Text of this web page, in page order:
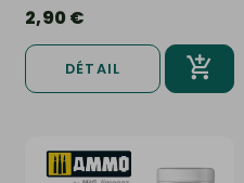
2,90 €
DÉTAIL